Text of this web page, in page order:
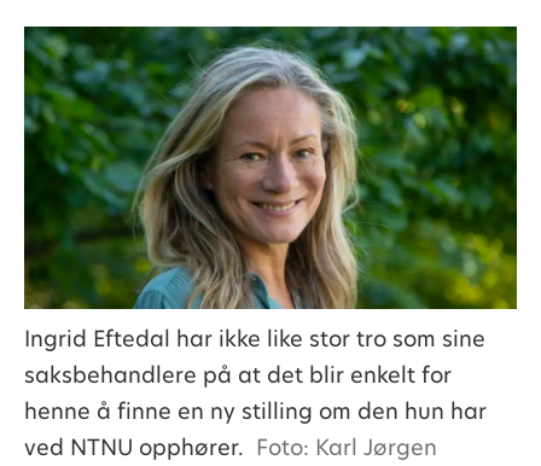
Ingrid Eftedal har ikke like stor tro som sine
saksbehandlere på at det blir enkelt for
henne å finne en ny stilling om den hun har
ved NTNU opphører. Foto: Karl Jørgen